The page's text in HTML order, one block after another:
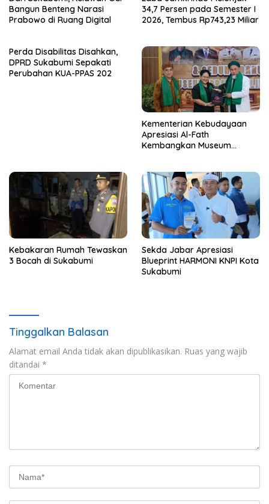
Bangun Benteng Narasi
Prabowo di Ruang Digital
34,7 Persen pada Semester I
2026, Tembus Rp743,23 Miliar
Perda Disabilitas Disahkan,
DPRD Sukabumi Sepakati
Perubahan KUA-PPAS 202
Kementerian Kebudayaan
Apresiasi Al-Fath
Kembangkan Museum
Kebakaran Rumah Tewaskan
3 Bocah di Sukabumi
Sekda Jabar Apresiasi
Blueprint HARMONI KNPI Kota
Sukabumi
Tinggalkan Balasan
Alamat email Anda tidak akan dipublikasikan. Ruas yang wajib
ditandai *